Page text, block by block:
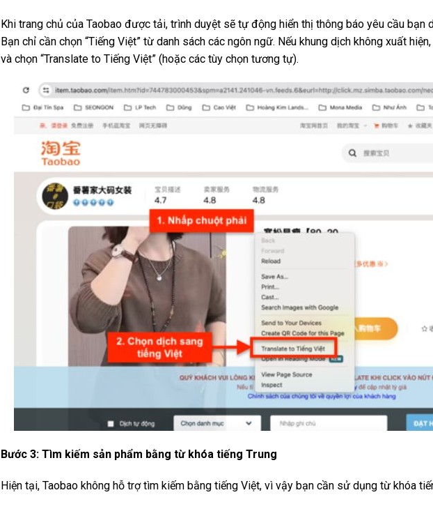
Khi trang chủ của Taobao được tải, trình duyệt sẽ tự động hiển thị thông báo yêu cầu bạn
Bạn chỉ cần chọn “Tiếng Việt” từ danh sách các ngôn ngữ. Nếu khung dịch không xuất
và chọn “Translate to Tiếng Việt” (hoặc các tùy chọn tương tự).
Bước 3: Tìm kiếm sản phẩm bằng từ khóa tiếng Trung
Hiện tại, Taobao không hỗ trợ tìm kiếm bằng tiếng Việt, vì vậy bạn cần sử dụng từ khóa